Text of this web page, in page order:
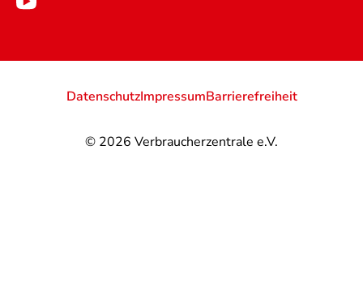
© 2026 Verbraucherzentrale e.V.
DatenschutzImpressumBarrierefreiheit